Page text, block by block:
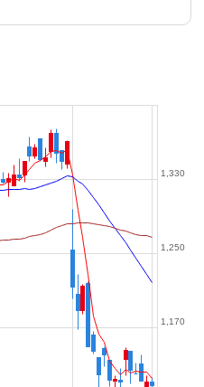
1,170
1,250
1,330